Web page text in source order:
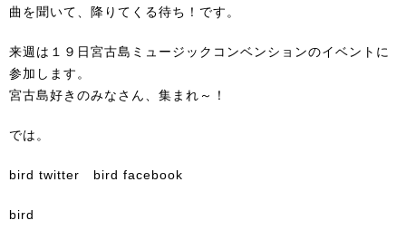
曲を聞いて、降りてくる待ち！です。
来週は１９日宮古島ミュージックコンベンションのイベント に
参加します。
宮古島好きのみなさん、集まれ～！
では。
bird twitter bird facebook
bird